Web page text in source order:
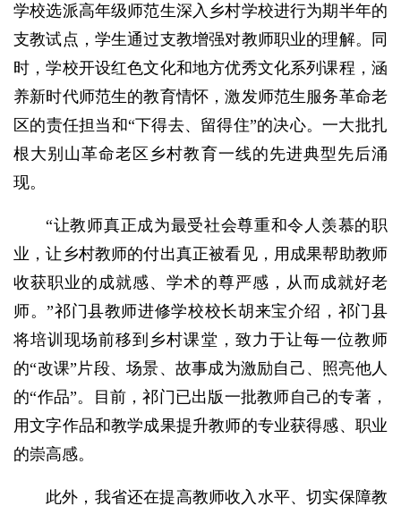
学校选派高年级师范生深入乡村学校进行为期半年的
支教试点，学生通过支教增强对教师职业的理解。同
时，学校开设红色文化和地方优秀文化系列课程，涵
养新时代师范生的教育情怀，激发师范生服务革命老
区的责任担当和“下得去、留得住”的决心。一大批扎
根大别山革命老区乡村教育一线的先进典型先后涌
现。
“让教师真正成为最受社会尊重和令人羡慕的职
业，让乡村教师的付出真正被看见，用成果帮助教师
收获职业的成就感、学术的尊严感，从而成就好老
师。”祁门县教师进修学校校长胡来宝介绍，祁门县
将培训现场前移到乡村课堂，致力于让每一位教师
的“改课”片段、场景、故事成为激励自己、照亮他人
的“作品”。目前，祁门已出版一批教师自己的专著，
用文字作品和教学成果提升教师的专业获得感、职业
的崇高感。
此外，我省还在提高教师收入水平、切实保障教